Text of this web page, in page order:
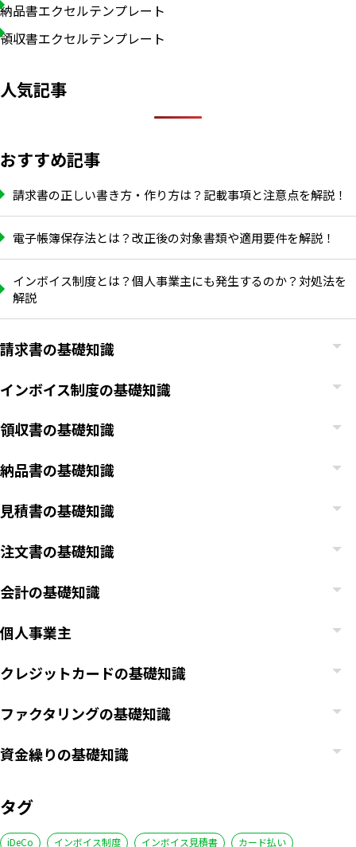
納品書エクセルテンプレート
領収書エクセルテンプレート
人気記事
おすすめ記事
請求書の正しい書き方・作り方は？記載事項と注意点を解説！
電子帳簿保存法とは？改正後の対象書類や適用要件を解説！
インボイス制度とは？個人事業主にも発生するのか？対処法を
解説
請求書の基礎知識
インボイス制度の基礎知識
領収書の基礎知識
納品書の基礎知識
見積書の基礎知識
注文書の基礎知識
会計の基礎知識
個人事業主
クレジットカードの基礎知識
ファクタリングの基礎知識
資金繰りの基礎知識
タグ
iDeCo インボイス制度 インボイス見積書
カード払い